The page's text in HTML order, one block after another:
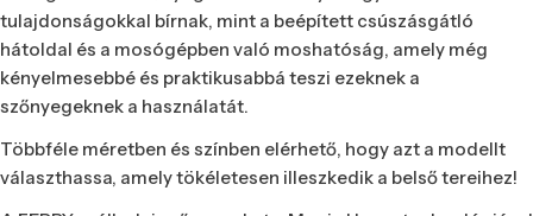
tulajdonságokkal bírnak, mint a beépített csúszásgátló
hátoldal és a mosógépben való moshatóság, amely még
kényelmesebbé és praktikusabbá teszi ezeknek a
szőnyegeknek a használatát.
Többféle méretben és színben elérhető, hogy azt a modellt
választhassa, amely tökéletesen illeszkedik a belső tereihez!